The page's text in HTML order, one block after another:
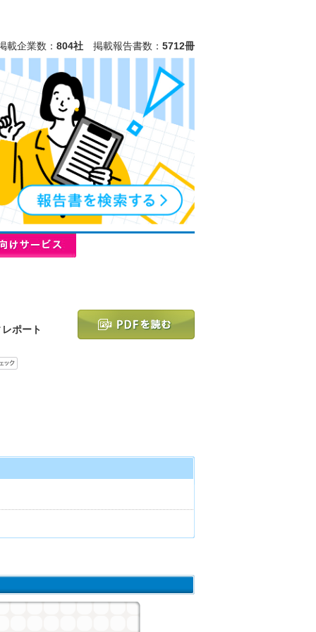
載企業数： 804社 掲載報告書数： 5712冊
ポート